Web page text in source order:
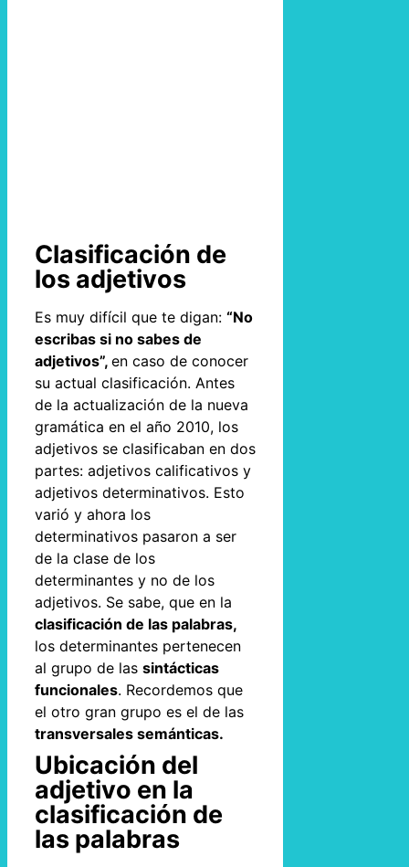
Clasificación de
los adjetivos
Es muy difícil que te digan: “No
escribas si no sabes de
adjetivos”, en caso de conocer
su actual clasificación. Antes
de la actualización de la nueva
gramática en el año 2010, los
adjetivos se clasificaban en dos
partes: adjetivos calificativos y
adjetivos determinativos. Esto
varió y ahora los
determinativos pasaron a ser
de la clase de los
determinantes y no de los
adjetivos. Se sabe, que en la
clasificación de las palabras,
los determinantes pertenecen
al grupo de las sintácticas
funcionales. Recordemos que
el otro gran grupo es el de las
transversales semánticas.
Ubicación del
adjetivo en la
clasificación de
las palabras